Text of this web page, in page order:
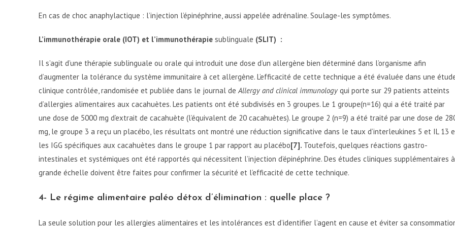
En cas de choc anaphylactique : l’injection l’épinéphrine, aussi appelée adrénaline. Soulage-les symptômes.
L’immunothérapie orale (IOT) et l’immunothérapie sublinguale (SLIT) :
Il s’agit d’une thérapie sublinguale ou orale qui introduit une dose d’un allergène bien déterminé dans l’organisme afin
d’augmenter la tolérance du système immunitaire à cet allergène. L’efficacité de cette technique a été évaluée dans une
clinique contrôlée, randomisée et publiée dans le journal deAllergy and clinical immunology qui porte sur 29 patients atteints
d’allergies alimentaires aux cacahuètes. Les patients ont été subdivisés en 3 groupes. Le 1 groupe(n=16) qui a été traité par
une dose de 5000 mg d’extrait de cacahuète (l’équivalent de 20 cacahuètes). Le groupe 2 (n=9) a été traité par une dose de
mg, le groupe 3 a reçu un placébo, les résultats ont montré une réduction significative dans le taux d’interleukines 5 et IL 13
les IGG spécifiques aux cacahuètes dans le groupe 1 par rapport au placébo[7]. Toutefois, quelques réactions gastro-
intestinales et systémiques ont été rapportés qui nécessitent l’injection d’épinéphrine. Des études cliniques supplémentaires à
grande échelle doivent être faites pour confirmer la sécurité et l’efficacité de cette technique.
4- Le régime alimentaire paléo détox d’élimination : quelle place ?
La seule solution pour les allergies alimentaires et les intolérances est d’identifier l’agent en cause et éviter sa